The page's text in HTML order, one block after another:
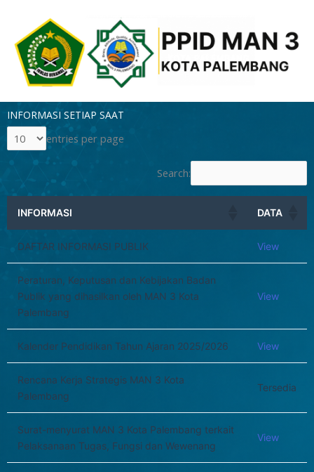
content
INFORMASI SETIAP SAAT
entries per page
Search:
INFORMASI DATA
DAFTAR INFORMASI PUBLIK View
Peraturan, Keputusan dan Kebijakan Badan
Publik yang dihasilkan oleh MAN 3 Kota
Palembang
View
Kalender Pendidikan Tahun Ajaran 2025/2026 View
Rencana Kerja Strategis MAN 3 Kota
Palembang
Tersedia
Surat-menyurat MAN 3 Kota Palembang terkait
Pelaksanaan Tugas, Fungsi dan Wewenang
View